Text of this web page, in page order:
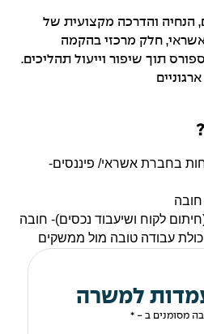
הנחיה והדרכה מקצועית של
חלק מרכזי בהקמה
תוך שיפור וייעול תהליכים.
של 3 שנים לפחות בחברת אשראי/ פיננסים-
לקוח ושיעבוד נכסים)- חובה
עבודה טובה מול ממשקים
למשרה
מסומנים ב - *